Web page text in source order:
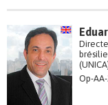
Op-AA-